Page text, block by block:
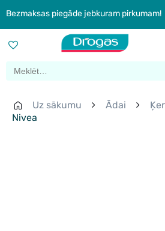
Bezmaksas piegāde jebkuram pirkumam!
Uz sākumu Ādai
Nivea